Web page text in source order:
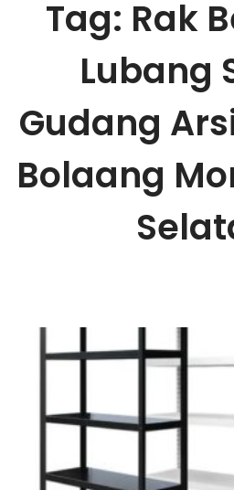
Tag: Rak
Lubang
Gudang
Bolaang